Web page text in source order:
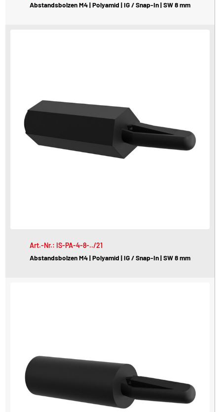
Abstandsbolzen M4 | Polyamid | IG / Snap-In | SW 8 mm
Art.-Nr.: IS-PA-4-8-../21
Abstandsbolzen M4 | Polyamid | IG / Snap-In | SW 8 mm